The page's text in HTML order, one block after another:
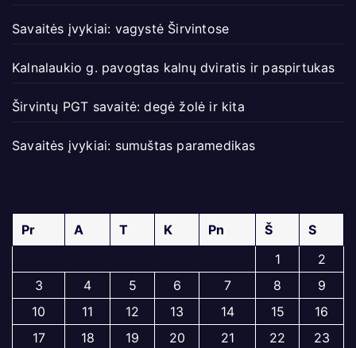
Savaitės įvykiai: vagystė Širvintose
Kalnalaukio g. pavogtas kalnų dviratis ir paspirtukas
Širvintų PGT savaitė: degė žolė ir kita
Savaitės įvykiai: sumuštas paramedikas
Pr A T K Pn Š
S
1
2
3
4 5 6 7 8
9
10
11 12 13 14 15
16
17
18 19 20 21 22
23